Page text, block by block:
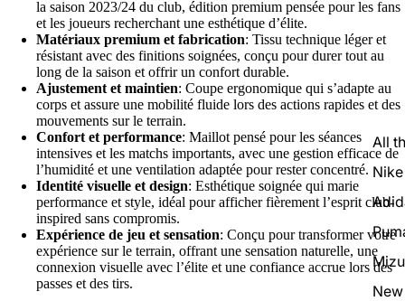
All
Nike
la saison 2023/24 du club, édition premium pensée pour les fans
et les joueurs recherchant une esthétique d’élite.
Matériaux premium et fabrication: Tissu technique léger et
résistant avec des finitions soignées, conçu pour durer tout au
long de la saison et offrir un confort durable.
Ajustement et maintien: Coupe ergonomique qui s’adapte au
corps et assure une mobilité fluide lors des actions rapides et des
mouvements sur le terrain.
Confort et performance: Maillot pensé pour les séances
intensives et les matchs importants, avec une gestion efficace de
l’humidité et une ventilation adaptée pour rester concentré.
Identité visuelle et design: Esthétique soignée qui marie
performance et style, idéal pour afficher fièrement l’esprit club-
inspired sans compromis.
Expérience de jeu et sensation: Conçu pour transformer votre
expérience sur le terrain, offrant une sensation naturelle, une
connexion visuelle avec l’élite et une confiance accrue lors des
passes et des tirs.